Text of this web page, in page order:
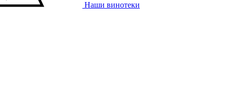
Наши винотеки